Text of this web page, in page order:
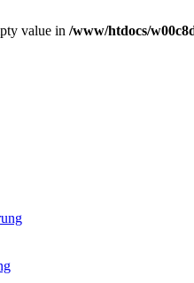
value in /www/htdocs/